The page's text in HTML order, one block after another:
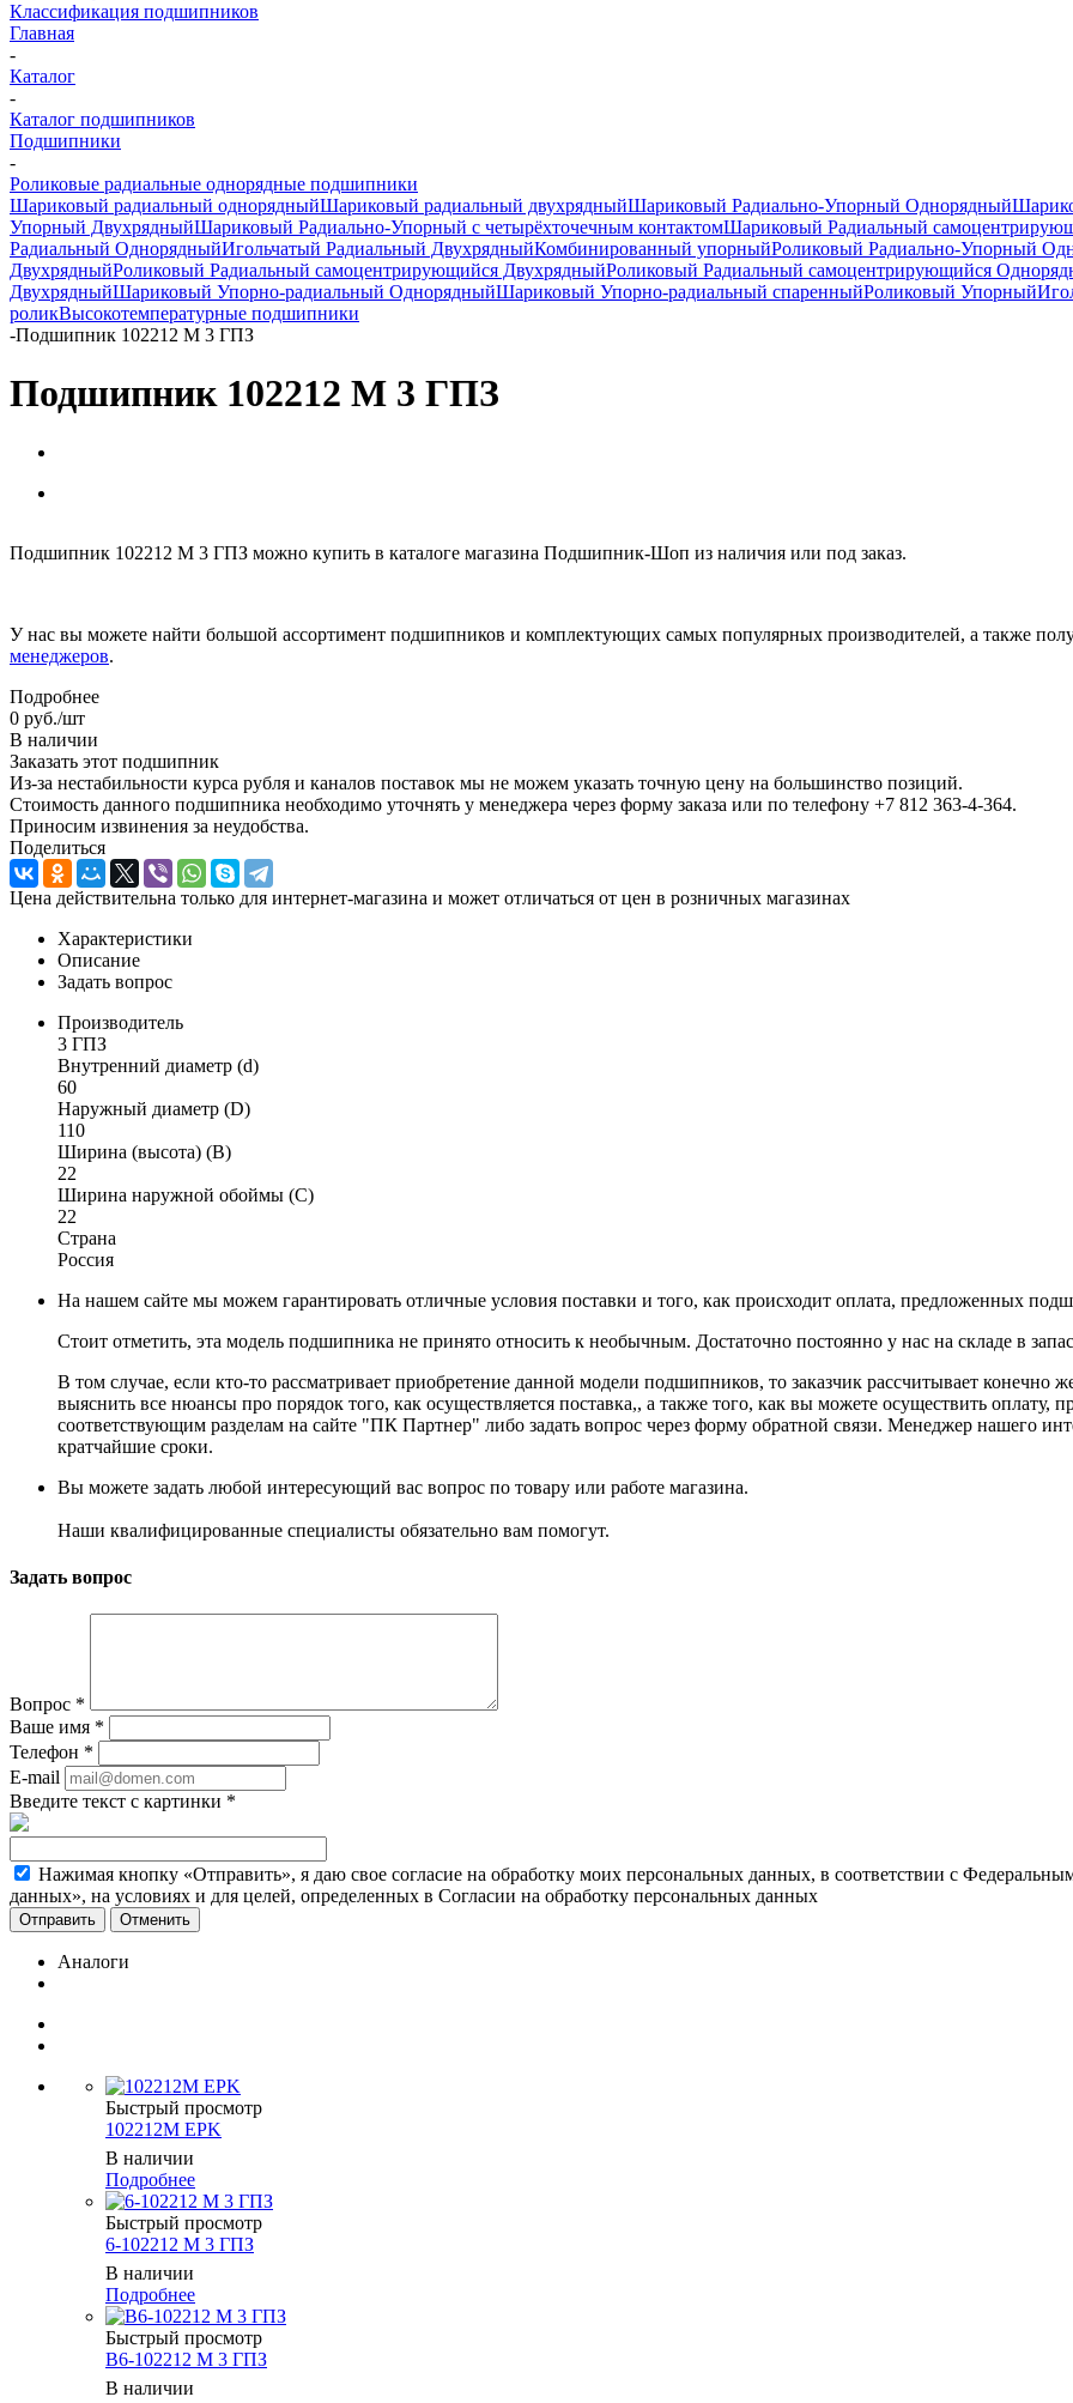
Классификация подшипников
Главная
-
Каталог
-
Каталог подшипников
Подшипники
-
Роликовые радиальные однорядные подшипники
Шариковый радиальный однорядныйШариковый радиальный двухрядныйШариковый Радиально-Упорный Однорядный
Упорный ДвухрядныйШариковый Радиально-Упорный с четырёхточечным контактомШариковый Радиальный
Радиальный ОднорядныйИгольчатый Радиальный ДвухрядныйКомбинированный упорныйРоликовый Радиально-Упорный
ДвухрядныйРоликовый Радиальный самоцентрирующийся ДвухрядныйРоликовый Радиальный самоцентрирующийся
ДвухрядныйШариковый Упорно-радиальный ОднорядныйШариковый Упорно-радиальный спаренныйРоликовый Упорный
роликВысокотемпературные подшипники
-Подшипник 102212 М 3 ГПЗ
Подшипник 102212 М 3 ГПЗ
Подшипник 102212 М 3 ГПЗ можно купить в каталоге магазина Подшипник-Шоп из наличия или под заказ.
У нас вы можете найти большой ассортимент подшипников и комплектующих самых популярных производителей, а также
менеджеров.
Подробнее
0 руб./шт
В наличии
Заказать этот подшипник
Из-за нестабильности курса рубля и каналов поставок мы не можем указать точную цену на большинство позиций.
Стоимость данного подшипника необходимо уточнять у менеджера через форму заказа или по телефону +7 812 363-4-364.
Приносим извинения за неудобства.
Поделиться
Цена действительна только для интернет-магазина и может отличаться от цен в розничных магазинах
Характеристики
Описание
Задать вопрос
Производитель
3 ГПЗ
Внутренний диаметр (d)
60
Наружный диаметр (D)
110
Ширина (высота) (B)
22
Ширина наружной обоймы (C)
22
Страна
Россия
На нашем сайте мы можем гарантировать отличные условия поставки и того, как происходит оплата, предложенных
Стоит отметить, эта модель подшипника не принято относить к необычным. Достаточно постоянно у нас на складе в
В том случае, если кто-то рассматривает приобретение данной модели подшипников, то заказчик рассчитывает
выяснить все нюансы про порядок того, как осуществляется поставка,, а также того, как вы можете осуществить
соответствующим разделам на сайте "ПК Партнер" либо задать вопрос через форму обратной связи. Менеджер нашего
кратчайшие сроки.
Вы можете задать любой интересующий вас вопрос по товару или работе магазина.
Наши квалифицированные специалисты обязательно вам помогут.
Задать вопрос
Вопрос *
Ваше имя *
Телефон *
E-mail
Введите текст с картинки *
Нажимая кнопку «Отправить», я даю свое согласие на обработку моих персональных данных, в соответствии с
данных», на условиях и для целей, определенных в Согласии на обработку персональных данных
Отменить
Аналоги
Быстрый просмотр
102212M EPK
В наличии
Подробнее
Быстрый просмотр
6-102212 М 3 ГПЗ
В наличии
Подробнее
Быстрый просмотр
В6-102212 М 3 ГПЗ
В наличии